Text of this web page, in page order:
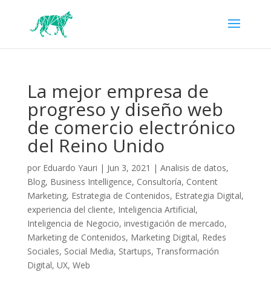
La mejor empresa de
progreso y diseño web
de comercio electrónico
del Reino Unido
por Eduardo Yauri | Jun 3, 2021 | Analisis de datos,
Blog, Business Intelligence, Consultoría, Content
Marketing, Estrategia de Contenidos, Estrategia Digital,
experiencia del cliente, Inteligencia Artificial,
Inteligencia de Negocio, investigación de mercado,
Marketing de Contenidos, Marketing Digital, Redes
Sociales, Social Media, Startups, Transformación
Digital, UX, Web